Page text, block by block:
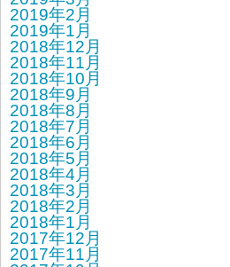
2019年2月
2019年1月
2018年12月
2018年11月
2018年10月
2018年9月
2018年8月
2018年7月
2018年6月
2018年5月
2018年4月
2018年3月
2018年2月
2018年1月
2017年12月
2017年11月